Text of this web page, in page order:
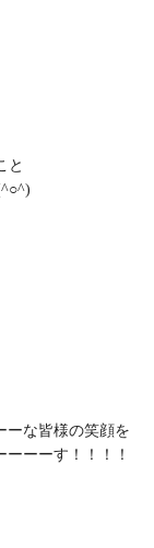
と
ーな皆様の笑顔を
ーーす！！！！